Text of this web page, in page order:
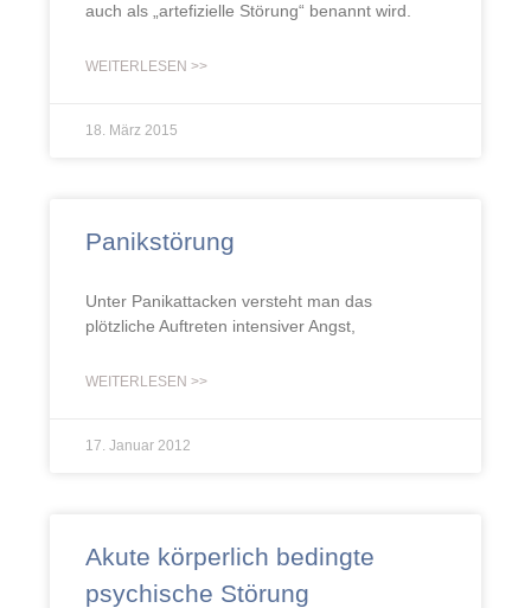
auch als „artefizielle Störung“ benannt wird.
WEITERLESEN >>
18. März 2015
Panikstörung
Unter Panikattacken versteht man das
plötzliche Auftreten intensiver Angst,
WEITERLESEN >>
17. Januar 2012
Akute körperlich bedingte
psychische Störung